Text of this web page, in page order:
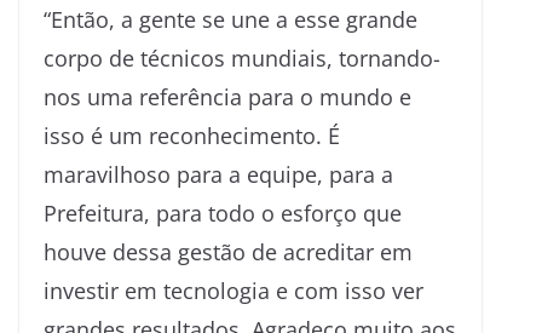
“Então, a gente se une a esse grande
corpo de técnicos mundiais, tornando-
nos uma referência para o mundo e
isso é um reconhecimento. É
maravilhoso para a equipe, para a
Prefeitura, para todo o esforço que
houve dessa gestão de acreditar em
investir em tecnologia e com isso ver